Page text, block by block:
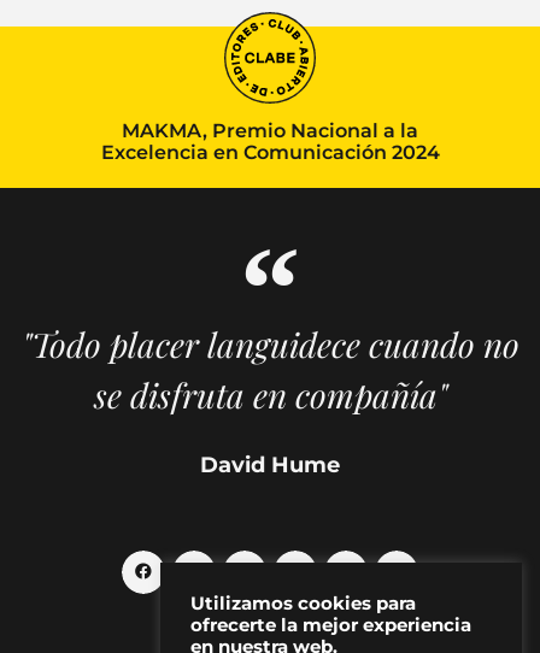
MAKMA, Premio Nacional a la
Excelencia en Comunicación 2024
"Todo placer languidece cuando no
se disfruta en compañía"
David Hume
Utilizamos cookies para
ofrecerte la mejor experiencia
en nuestra web.